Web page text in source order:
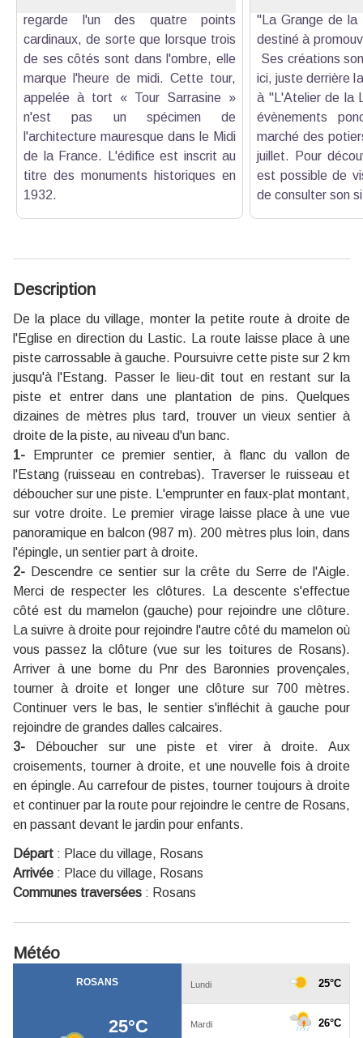
regarde l'un des quatre points
cardinaux, de sorte que lorsque trois
de ses côtés sont dans l'ombre, elle
marque l'heure de midi. Cette tour,
appelée à tort « Tour Sarrasine »
n'est pas un spécimen de
l'architecture mauresque dans le Midi
de la France. L'édifice est inscrit au
titre des monuments historiques en
1932.
"La Grange de la
destiné à
Ses créations
ici, juste derrière
à ''L'Atelier de la
évènements
marché des
juillet. Pour
est possible de
de consulter son
Description
De la place du village, monter la petite route à droite de
l'Eglise en direction du Lastic. La route laisse place à une
piste carrossable à gauche. Poursuivre cette piste sur 2 km
jusqu'à l'Estang. Passer le lieu-dit tout en restant sur la
piste et entrer dans une plantation de pins. Quelques
dizaines de mètres plus tard, trouver un vieux sentier à
droite de la piste, au niveau d'un banc.
1- Emprunter ce premier sentier, à flanc du vallon de
l'Estang (ruisseau en contrebas). Traverser le ruisseau et
déboucher sur une piste. L'emprunter en faux-plat montant,
sur votre droite. Le premier virage laisse place à une vue
panoramique en balcon (987 m). 200 mètres plus loin, dans
l'épingle, un sentier part à droite.
2- Descendre ce sentier sur la crête du Serre de l'Aigle.
Merci de respecter les clôtures. La descente s'effectue
côté est du mamelon (gauche) pour rejoindre une clôture.
La suivre à droite pour rejoindre l'autre côté du mamelon où
vous passez la clôture (vue sur les toitures de Rosans).
Arriver à une borne du Pnr des Baronnies provençales,
tourner à droite et longer une clôture sur 700 mètres.
Continuer vers le bas, le sentier s'infléchit à gauche pour
rejoindre de grandes dalles calcaires.
3- Déboucher sur une piste et virer à droite. Aux
croisements, tourner à droite, et une nouvelle fois à droite
en épingle. Au carrefour de pistes, tourner toujours à droite
et continuer par la route pour rejoindre le centre de Rosans,
en passant devant le jardin pour enfants.
Départ : Place du village, Rosans
Arrivée : Place du village, Rosans
Communes traversées : Rosans
Météo